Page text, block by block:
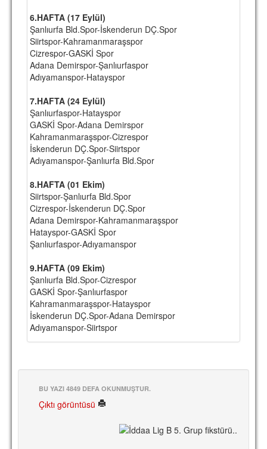
6.HAFTA (17 Eylül)
Şanlıurfa Bld.Spor-İskenderun DÇ.Spor
Siirtspor-Kahramanmaraşspor
Cizrespor-GASKİ Spor
Adana Demirspor-Şanlıurfaspor
Adıyamanspor-Hatayspor
7.HAFTA (24 Eylül)
Şanlıurfaspor-Hatayspor
GASKİ Spor-Adana Demirspor
Kahramanmaraşspor-Cizrespor
İskenderun DÇ.Spor-Siirtspor
Adıyamanspor-Şanlıurfa Bld.Spor
8.HAFTA (01 Ekim)
Siirtspor-Şanlıurfa Bld.Spor
Cizrespor-İskenderun DÇ.Spor
Adana Demirspor-Kahramanmaraşspor
Hatayspor-GASKİ Spor
Şanlıurfaspor-Adıyamanspor
9.HAFTA (09 Ekim)
Şanlıurfa Bld.Spor-Cizrespor
GASKİ Spor-Şanlıurfaspor
Kahramanmaraşspor-Hatayspor
İskenderun DÇ.Spor-Adana Demirspor
Adıyamanspor-Siirtspor
BU YAZI 4849 DEFA OKUNMUŞTUR.
Çıktı görüntüsü